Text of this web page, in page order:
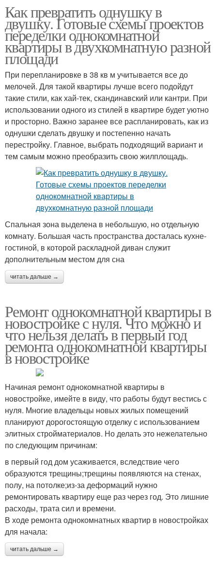
Как превратить однушку в
двушку. Готовые схемы проектов
переделки однокомнатной
квартиры в двухкомнатную разной
площади
При перепланировке в 38 кв м учитывается все до
мелочей. Для такой квартиры лучше всего подойдут
такие стили, как хай-тек, скандинавский или кантри. При
использовании одного из стилей в квартире будет уютно
и просторно. Важно заранее все распланировать, как из
однушки сделать двушку и постепенно начать
перестройку. Главное, выбрать подходящий вариант и
тем самым можно преобразить свою жилплощадь.
Спальная зона выделена в небольшую, но отдельную
комнату. Большая часть пространства досталась кухне-
гостиной, в которой раскладной диван служит
дополнительным местом для сна
читать дальше →
Ремонт однокомнатной квартиры в
новостройке с нуля. Что можно и
что нельзя делать в первый год
ремонта однокомнатной квартиры
в новостройке
Начиная ремонт однокомнатной квартиры в
новостройке, имейте в виду, что работы будут вестись с
нуля. Многие владельцы новых жилых помещений
планируют дорогостоящую отделку с использованием
элитных стройматериалов. Но делать это нежелательно
по следующим причинам:
в первый год дом усаживается, вследствие чего
образуются трещины;трещины появляются на стенах,
полу, на потолке;из-за деформаций нужно
ремонтировать квартиру еще раз через год. Это лишние
расходы, трата сил и времени.
В ходе ремонта однокомнатных квартир в новостройках
для начала:
читать дальше →